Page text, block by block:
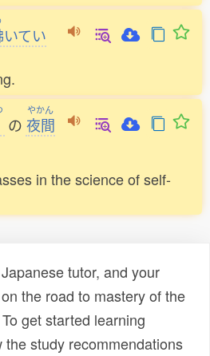
いてい
の
やかん
夜間
in the science of self-
tutor, and your
the road to mastery of the
get started learning
study recommendations